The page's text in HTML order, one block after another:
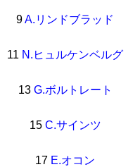
9A.リンドブラッド
11 N.ヒュルケンベルグ
13 G.ボルトレート
15 C.サインツ
17 E.オコン